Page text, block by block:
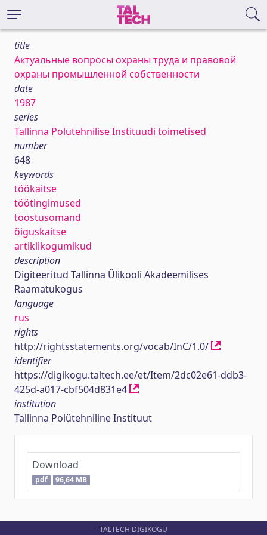
title
Актуальные вопросы охраны труда и правовой
охраны промышленной собственности
date
1987
series
Tallinna Polütehnilise Instituudi toimetised
number
648
keywords
töökaitse
töötingimused
tööstusomand
õiguskaitse
artiklikogumikud
description
Digiteeritud Tallinna Ülikooli Akadeemilises
Raamatukogus
language
rus
rights
http://rightsstatements.org/vocab/InC/1.0/
identifier
https://digikogu.taltech.ee/et/Item/2dc02e61-ddb3-
425d-a017-cbf504d831e4
institution
Tallinna Polütehniline Instituut
Download
pdf 96,64 MB
TALTECH DIGIKOGU